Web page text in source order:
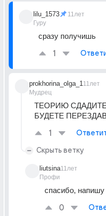
lilu_1573
Гуру
11лет
сразу получишь
1
prokhorina_olga_1
Мудрец
11лет
ТЕОРИЮ
БУДЕТЕ
1
Скрыть ветку
liutsina
Профи
11лет
спасибо,
0